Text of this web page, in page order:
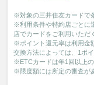
※対象の三井住友カードで
※利用条件や特約店ごとに
店でカードをご利用いただ
※ポイント還元率は利用金
交換方法によっては、1ポ
※ETCカードは年1回以上
※限度額には所定の審査が